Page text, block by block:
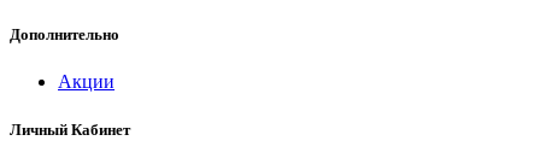
Дополнительно
Акции
Личный Кабинет